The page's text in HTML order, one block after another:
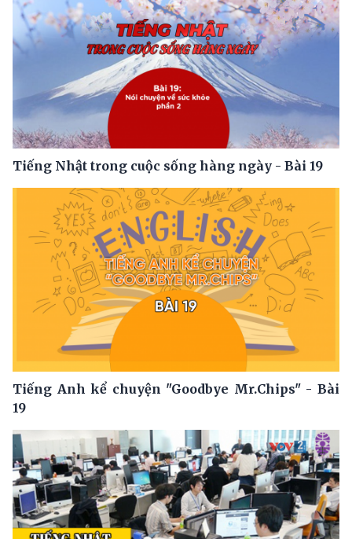
Tiếng Nhật trong cuộc sống hàng ngày - Bài 19
Tiếng Anh kể chuyện "Goodbye Mr.Chips" - Bài
19